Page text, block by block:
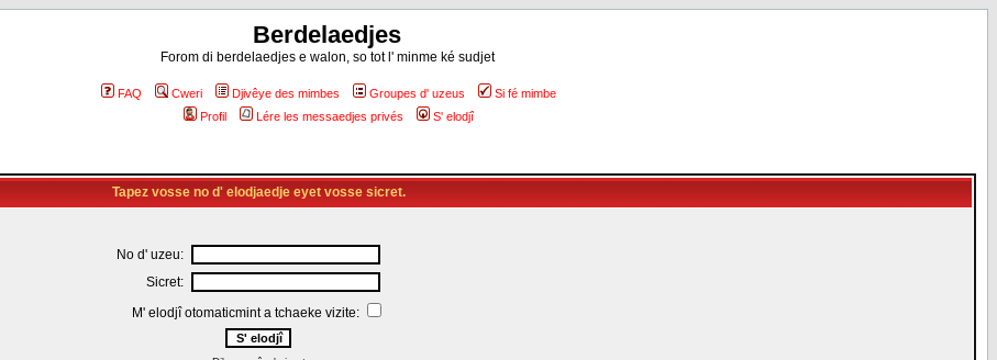
Berdelaedjes
Forom di berdelaedjes e walon, so tot l' minme ké sudjet
FAQ Cweri Djivêye des mimbes Groupes d' uzeus
Si fé mimbe
Profil
Lére les messaedjes privés S' elodjî
Tapez vosse no d' elodjaedje eyet vosse sicret.
No d' uzeu:
Sicret:
M' elodjî otomaticmint a tchaeke vizite: